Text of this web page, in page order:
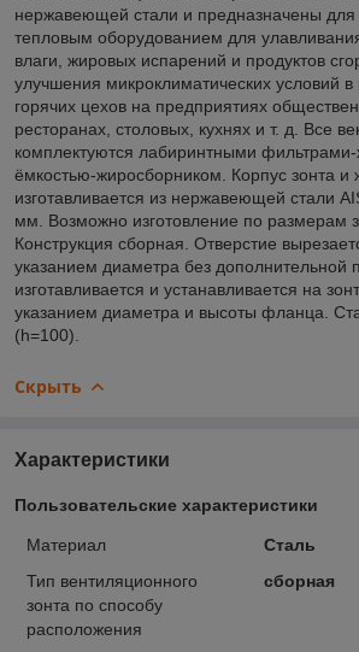
нержавеющей стали и предназначены для
тепловым оборудованием для
влаги, жировых испарений и продуктов
улучшения микроклиматических условий в
горячих цехов на предприятиях
ресторанах, столовых, кухнях и т. д. Все
комплектуются лабиринтными
ёмкостью-жиросборником. Корпус зонта и
изготавливается из нержавеющей стали
мм. Возможно изготовление по размерам
Конструкция сборная. Отверстие
указанием диаметра без дополнительной
изготавливается и устанавливается на
указанием диаметра и высоты фланца.
(h=100).
Скрыть
Характеристики
Пользовательские характеристики
Материал
Сталь
Тип вентиляционного
зонта по способу
расположения
сборная